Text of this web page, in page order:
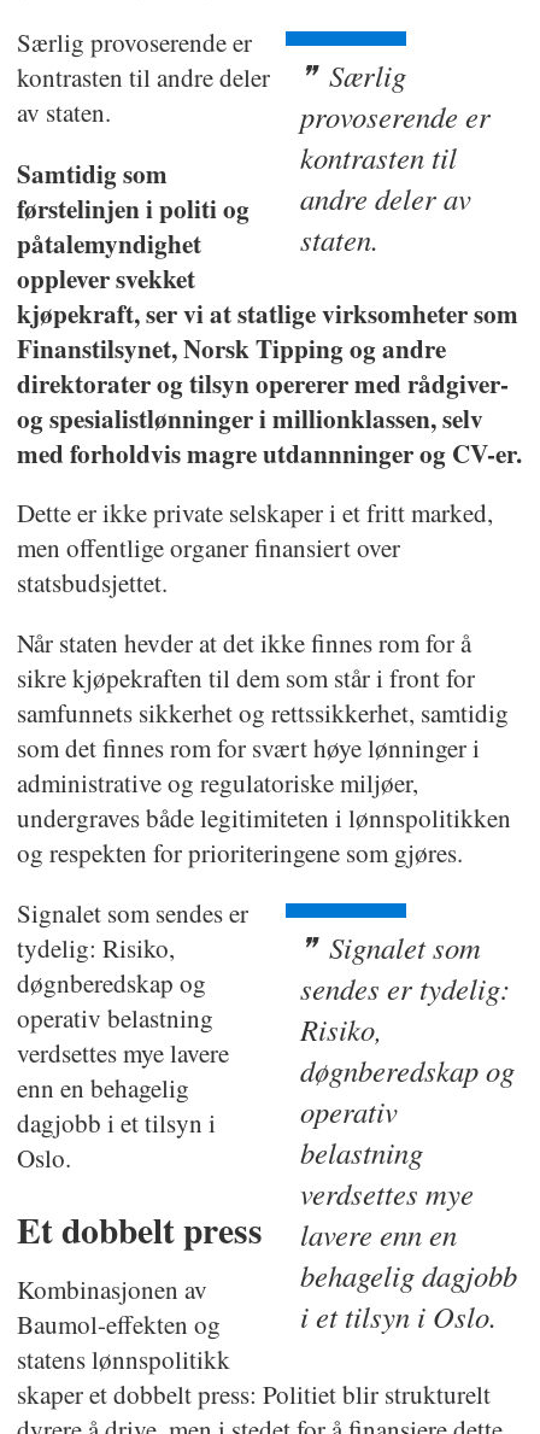
Særlig
provoserende er
kontrasten til
andre deler av
staten.
Særlig provoserende er
kontrasten til andre deler
av staten.
Samtidig som
førstelinjen i politi og
påtalemyndighet
opplever svekket
kjøpekraft, ser vi at statlige virksomheter som
Finanstilsynet, Norsk Tipping og andre
direktorater og tilsyn opererer med rådgiver-
og spesialistlønninger i millionklassen, selv
med forholdvis magre utdannninger og CV-er.
Dette er ikke private selskaper i et fritt marked,
men offentlige organer finansiert over
statsbudsjettet.
Når staten hevder at det ikke finnes rom for å
sikre kjøpekraften til dem som står i front for
samfunnets sikkerhet og rettssikkerhet, samtidig
som det finnes rom for svært høye lønninger i
administrative og regulatoriske miljøer,
undergraves både legitimiteten i lønnspolitikken
og respekten for prioriteringene som gjøres.
Signalet som
sendes er tydelig:
Risiko,
døgnberedskap og
operativ
belastning
verdsettes mye
lavere enn en
behagelig dagjobb
i et tilsyn i Oslo.
Signalet som sendes er
tydelig: Risiko,
døgnberedskap og
operativ belastning
verdsettes mye lavere
enn en behagelig
dagjobb i et tilsyn i
Oslo.
Et dobbelt press
Kombinasjonen av
Baumol-effekten og
statens lønnspolitikk
skaper et dobbelt press: Politiet blir strukturelt